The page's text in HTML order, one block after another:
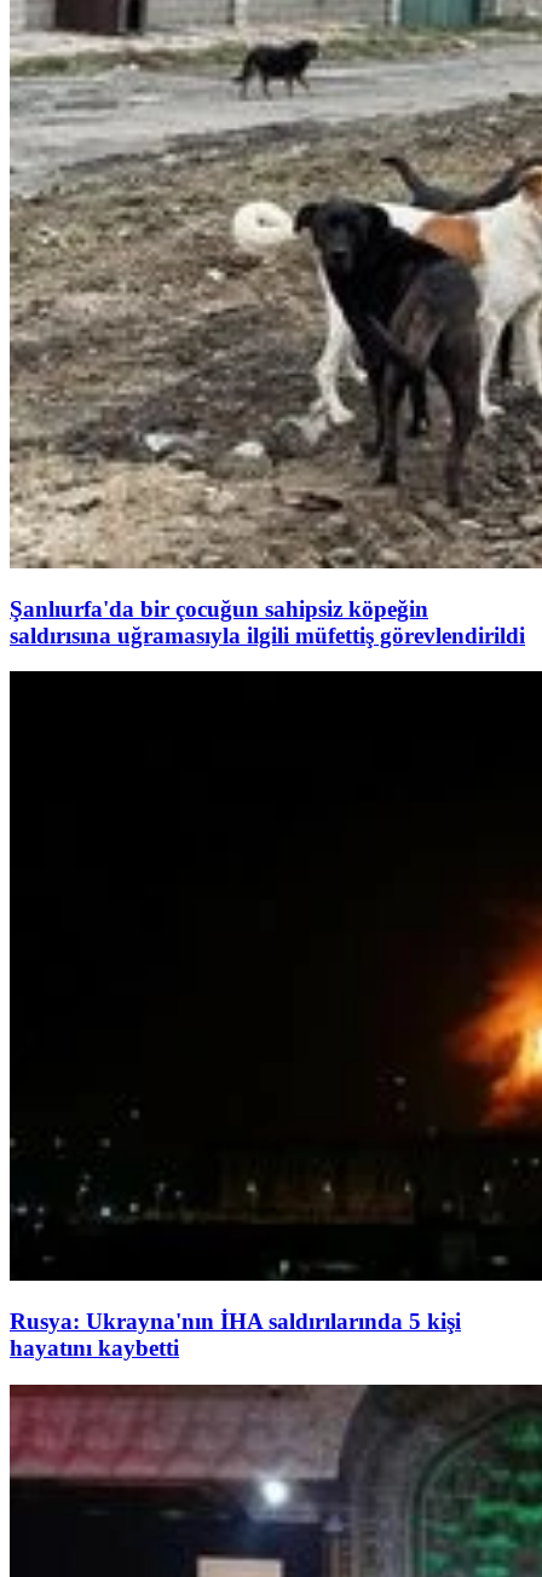
Şanlıurfa'da bir çocuğun sahipsiz köpeğin
saldırısına uğramasıyla ilgili müfettiş görevlendirildi
Rusya: Ukrayna'nın İHA saldırılarında 5 kişi
hayatını kaybetti